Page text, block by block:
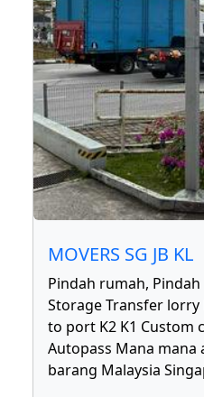
MOVERS SG JB KL
Pindah rumah,
Storage Transfer
to port K2 K1 Custom
Autopass Mana mana
barang Malaysia